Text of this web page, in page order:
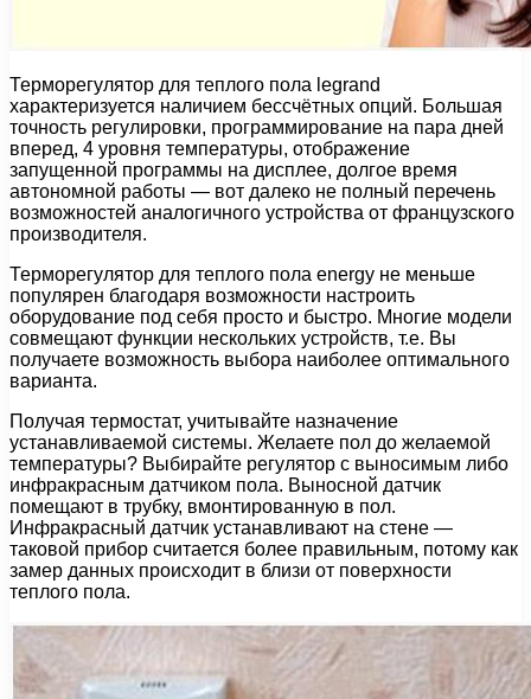
Терморегулятор для теплого пола legrand
характеризуется наличием бессчётных опций. Большая
точность регулировки, программирование на пара дней
вперед, 4 уровня температуры, отображение
запущенной программы на дисплее, долгое время
автономной работы — вот далеко не полный перечень
возможностей аналогичного устройства от французского
производителя.
Терморегулятор для теплого пола energy не меньше
популярен благодаря возможности настроить
оборудование под себя просто и быстро. Многие модели
совмещают функции нескольких устройств, т.е. Вы
получаете возможность выбора наиболее оптимального
варианта.
Получая термостат, учитывайте назначение
устанавливаемой системы. Желаете пол до желаемой
температуры? Выбирайте регулятор с выносимым либо
инфракрасным датчиком пола. Выносной датчик
помещают в трубку, вмонтированную в пол.
Инфракрасный датчик устанавливают на стене —
таковой прибор считается более правильным, потому как
замер данных происходит в близи от поверхности
теплого пола.